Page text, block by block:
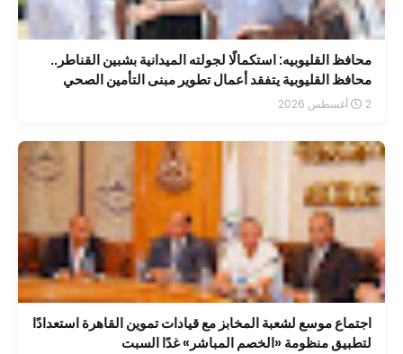
محافظ القليوبيه: استكمالًا لجولته الميدانية بشبين القناطر..
محافظ القليوبية يتفقد أعمال تطوير مبنى التأمين الصحي
بمستشفى الشاملة
2 أغسطس 2026
اجتماع موسع لشعبة المخابز مع قيادات تموين القاهرة استعدادًا
لتطبيق منظومة «الخصم المباشر» غدًا السبت